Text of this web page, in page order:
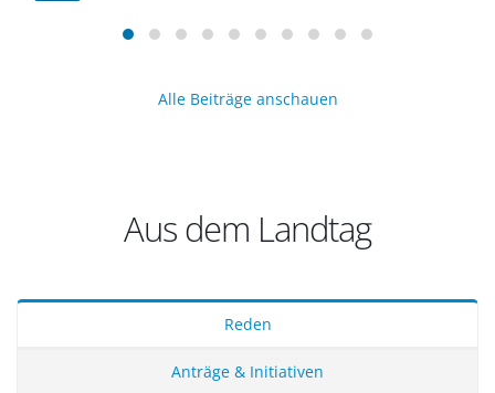
Alle Beiträge anschauen
Aus dem Landtag
Reden
Anträge & Initiativen